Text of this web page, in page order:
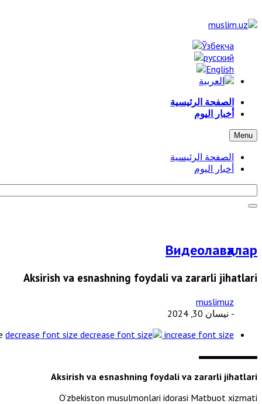
الصفحة الرئيسية
أخبار اليوم
Menu
الصفحة الرئيسية
أخبار اليوم
Видеолавҳалар
Aksirish va esnashning foydali va zararli jihatlari
muslimuz
- نيسان 30, 2024
decrease font size increase font size
Aksirish va esnashning foydali va zararli jihatlari
O‘zbekiston musulmonlari idorasi Matbuot xizmati